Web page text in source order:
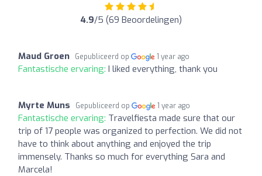
4.9/5 (69 Beoordelingen)
Maud Groen Gepubliceerd op 1 year ago
Fantastische ervaring: I liked everything, thank you
Myrte Muns Gepubliceerd op 1 year ago
Fantastische ervaring: Travelfiesta made sure that our
trip of 17 people was organized to perfection. We did not
have to think about anything and enjoyed the trip
immensely. Thanks so much for everything Sara and
Marcela!